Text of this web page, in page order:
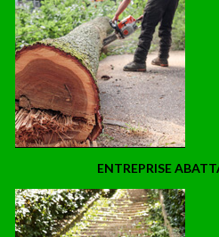
ENTREPRISE